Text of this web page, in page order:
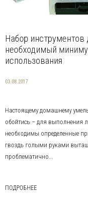
Набор инструментов
необходимый
использования
03.08.2017
Настоящему домашнему
обойтись – для выполнения
необходимы определенные
гвоздь голыми руками
проблематично...
ПОДРОБНЕЕ